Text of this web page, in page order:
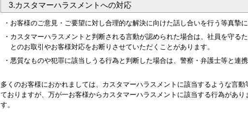
3.カスタマーハラスメントへの対応
お客様のご意見・ご要望に対し合理的な解決に向けた話し合いを行う等真摯に
カスタマーハラスメントと判断される言動が認められた場合は、社員を守る
とのお取引やお客様対応をお断りさせていただくことがあります。
悪質なものや犯罪に該当しうる行為と判断した場合は、警察・弁護士等と連
多くのお客様におかれましては、カスタマーハラスメントに該当するような言
ておりますが、万が一お客様からカスタマーハラスメントに該当する行為があ
す。